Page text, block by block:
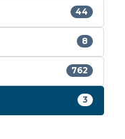
44
8
762
3